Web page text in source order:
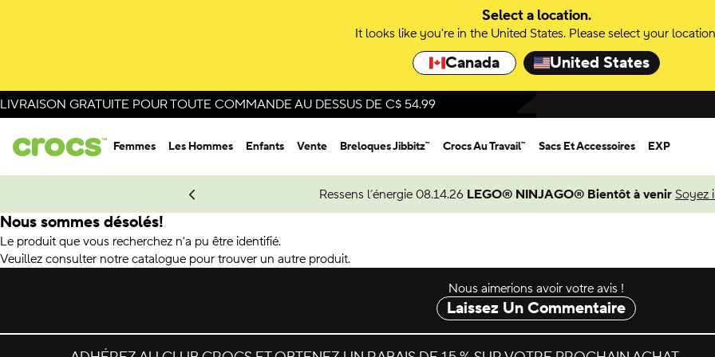
Select a location.
It looks like you're in the United States. Please select your
Canada United States
LIVRAISON GRATUITE POUR TOUTE COMMANDE AU DESSUS DE C$ 54.99
Femmes Les Hommes Enfants Vente Breloques Jibbitz™ Crocs Au Travail™ Sacs Et Accessoires EXP
Ressens l’énergie 08.14.26 LEGO® NINJAGO® Bientôt à venir Soyez
Magasinez Spider-Man
Nous sommes désolés!
Le produit que vous recherchez n'a pu être identifié.
Veuillez consulter notre catalogue pour trouver un autre produit.
Nous aimerions avoir votre avis !
Laissez Un Commentaire